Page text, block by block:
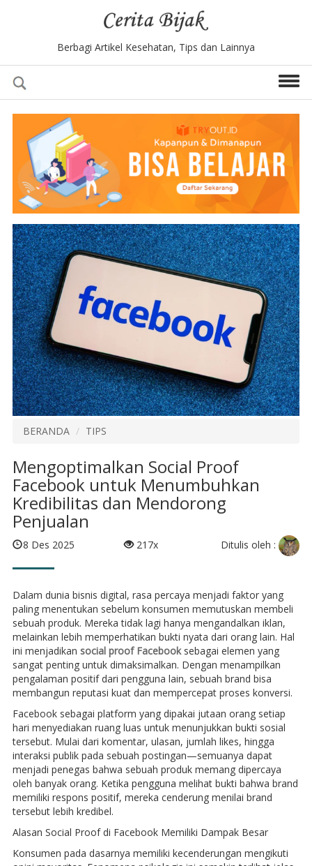
Berbagi Artikel Kesehatan, Tips dan Lainnya
BERANDA TIPS
Mengoptimalkan Social Proof
Facebook untuk Menumbuhkan
Kredibilitas dan Mendorong
Penjualan
8 Des 2025 217x Ditulis oleh :
Dalam dunia bisnis digital, rasa percaya menjadi faktor yang
paling menentukan sebelum konsumen memutuskan membeli
sebuah produk. Mereka tidak lagi hanya mengandalkan iklan,
melainkan lebih memperhatikan bukti nyata dari orang lain. Hal
ini menjadikan social proof Facebooksebagai elemen yang
sangat penting untuk dimaksimalkan. Dengan menampilkan
pengalaman positif dari pengguna lain, sebuah brand bisa
membangun reputasi kuat dan mempercepat proses konversi.
Facebook sebagai platform yang dipakai jutaan orang setiap
hari menyediakan ruang luas untuk menunjukkan bukti sosial
tersebut. Mulai dari komentar, ulasan, jumlah likes, hingga
interaksi publik pada sebuah postingan—semuanya dapat
menjadi penegas bahwa sebuah produk memang dipercaya
oleh banyak orang. Ketika pengguna melihat bukti bahwa brand
memiliki respons positif, mereka cenderung menilai brand
tersebut lebih kredibel.
Alasan Social Proof di Facebook Memiliki Dampak Besar
Konsumen pada dasarnya memiliki kecenderungan mengikuti